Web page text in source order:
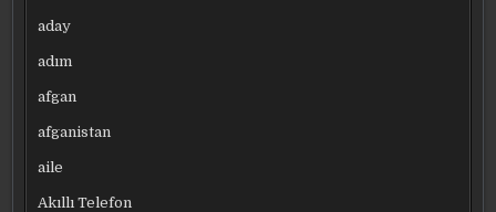
aday
adım
afgan
afganistan
aile
Akıllı Telefon